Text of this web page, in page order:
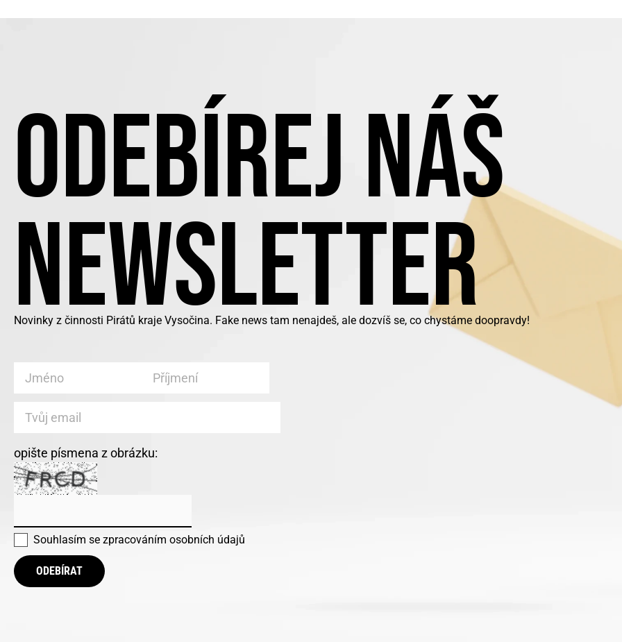
ODEBÍREJ NÁŠ
NEWSLETTER
Novinky z činnosti Pirátů kraje Vysočina. Fake news tam nenajdeš, ale dozvíš se, co chystáme doopravdy!
opište písmena z obrázku:
Souhlasím se zpracováním osobních údajů
ODEBÍRAT